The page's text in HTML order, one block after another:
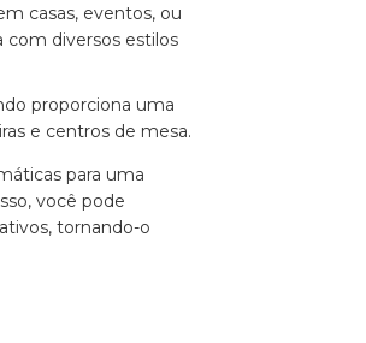
casas, eventos, ou
com diversos estilos
proporciona uma
e centros de mesa.
para uma
você pode
tornando-o